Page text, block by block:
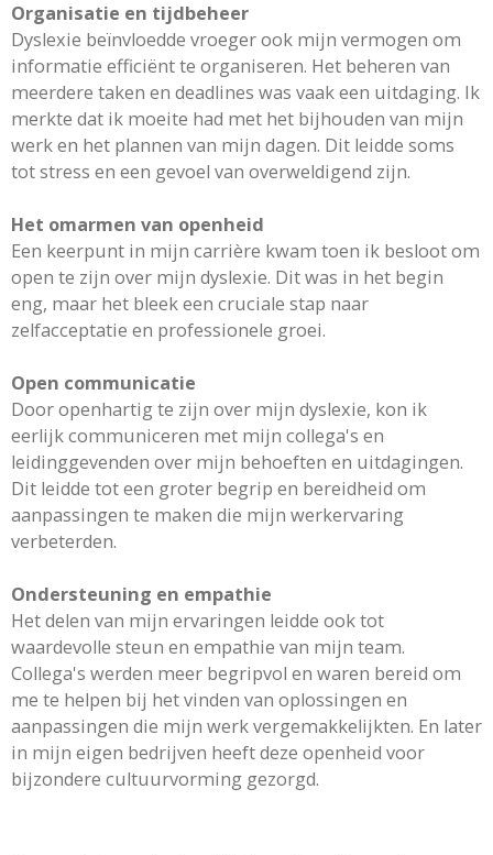
Organisatie en tijdbeheer
Dyslexie beïnvloedde vroeger ook mijn vermogen om
informatie efficiënt te organiseren. Het beheren van
meerdere taken en deadlines was vaak een uitdaging. Ik
merkte dat ik moeite had met het bijhouden van mijn
werk en het plannen van mijn dagen. Dit leidde soms
tot stress en een gevoel van overweldigend zijn.
Het omarmen van openheid
Een keerpunt in mijn carrière kwam toen ik besloot om
open te zijn over mijn dyslexie. Dit was in het begin
eng, maar het bleek een cruciale stap naar
zelfacceptatie en professionele groei.
Open communicatie
Door openhartig te zijn over mijn dyslexie, kon ik
eerlijk communiceren met mijn collega's en
leidinggevenden over mijn behoeften en uitdagingen.
Dit leidde tot een groter begrip en bereidheid om
aanpassingen te maken die mijn werkervaring
verbeterden.
Ondersteuning en empathie
Het delen van mijn ervaringen leidde ook tot
waardevolle steun en empathie van mijn team.
Collega's werden meer begripvol en waren bereid om
me te helpen bij het vinden van oplossingen en
aanpassingen die mijn werk vergemakkelijkten. En later
in mijn eigen bedrijven heeft deze openheid voor
bijzondere cultuurvorming gezorgd.